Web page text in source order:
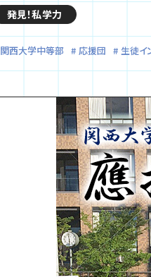
発見！私学力
関西大学中等部 応援団 生徒イ